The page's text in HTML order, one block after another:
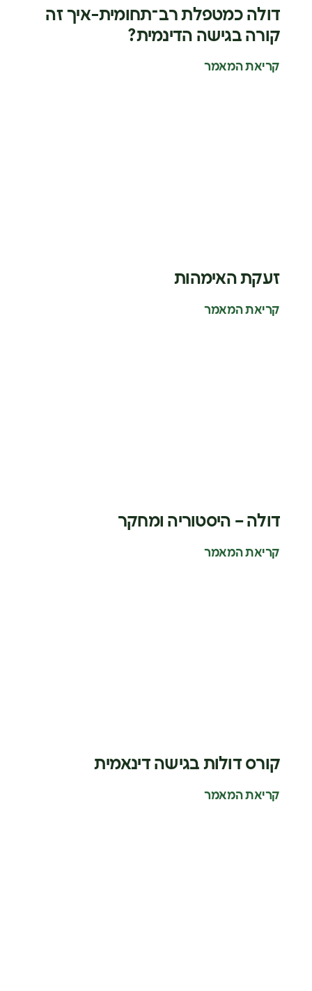
דולה כמטפלת רב־תחומית-איך זה
קורה בגישה הדינמית?
קריאת המאמר
זעקת האימהות
קריאת המאמר
דולה – היסטוריה ומחקר
קריאת המאמר
קורס דולות בגישה דינאמית
קריאת המאמר